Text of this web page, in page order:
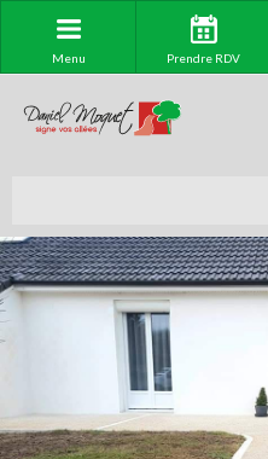
Menu Prendre RDV